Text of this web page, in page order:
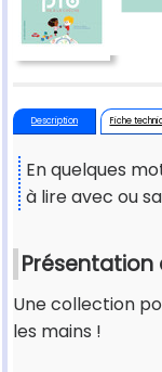
Description Fiche
En quelques
à lire avec ou
Présentation
Une collection
les mains !